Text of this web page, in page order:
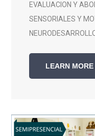
EVALUACION Y
SENSORIALES Y
LEARN MORE